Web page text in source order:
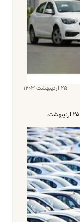
۲۵ اردیبهشت ۱۴۰۳